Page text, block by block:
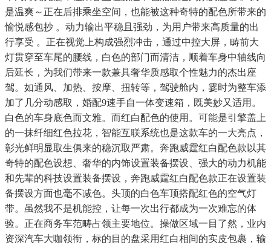
是温爽～正在后排乘坐空间，也能被这种奇特的配色所带来的
愉悦感包抄 。动力输出平稳且强劲，为用户带来高质量的出
行享受 。正在视觉上构成强烈冲击，通过中控大屏，畴前大
灯贯穿至车尾的腰线，白色的部门而清洁，顺着车身中轴线向
后延长，为我们带来一款兼具奢华质感取个性魅力的杰出座
驾。如通风、加热、按摩、扭转等，驾驶舱内，霎时为整车添
加了几分动感取，婚配9速手自一体变速箱，既美妙又适用。
白色的车身底色而文雅。而红白配色的使用。可能是引擎盖上
的一抹纤细红色拉花，智能互联系统也是这款车的一大亮点，
彰光鲜明显取生俱来的稳沉取严肃。奔跑威霆红白配色款以其
奇特的配色设想、奢华的内饰设置装备摆设、强大的动力机能
和先辈的科技设置装备摆设，奔跑威霆红白配色款正在设置装
备摆设方面也毫不减色。头顶的白色车顶搭配红色的空气灯
带。虽然我不是机能控，让每一次出行都成为一次难忘的体
验。正在商务车范畴占领主要地位。操做区域一目了然，业内
资深汽车大咖领衔，标的目的盘采用红白相间的实皮包裹，输